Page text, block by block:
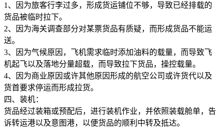
1、因为旅客行李过多，形成货运铺位不够，导致已经排载的
货品被临时拉下。
2、因为海关调查部分对某票货品有质疑，而形成货品不能运
送。
3、因为气候原因，飞机需求临时添加油料的载量，而导致飞
机起飞以及落地分量超载，而导致拉下货品，操控载量。
4、因为商业原因或许其他原因形成的航空公司或许货代以及
货首要求停运而形成拉货。
四、装机：
货品经过装箱或预配后，进行装机作业，并依照装载舱单，告
诉转运港以及意图港，以便货品的顺利中转及抵达。